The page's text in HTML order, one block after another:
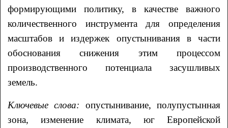
формирующими политику, в качестве важного
количественного инструмента для определения
масштабов и издержек опустынивания в части
обоснования снижения этим процессом
производственного потенциала засушливых
земель.
Ключевые слова: опустынивание, полупустынная
зона, изменение климата, юг Европейской